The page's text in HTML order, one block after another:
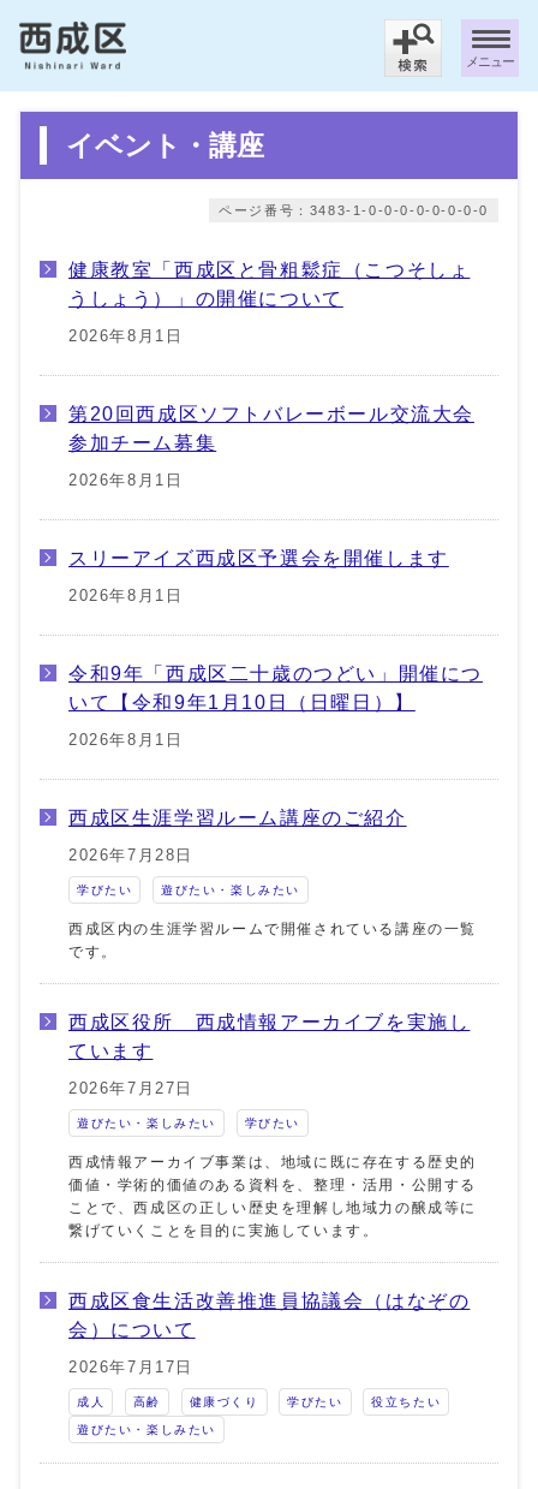
メニュー
イベント・講座
ページ番号：3483-1-0-0-0-0-0-0-0-0
健康教室「西成区と骨粗鬆症（こつそしょ
うしょう）」の開催について
2026年8月1日
第20回西成区ソフトバレーボール交流大会
参加チーム募集
2026年8月1日
スリーアイズ西成区予選会を開催します
2026年8月1日
令和9年「西成区二十歳のつどい」開催につ
いて【令和9年1月10日（日曜日）】
2026年8月1日
西成区生涯学習ルーム講座のご紹介
2026年7月28日
学びたい 遊びたい・楽しみたい
西成区内の生涯学習ルームで開催されている講座の一覧
です。
西成区役所 西成情報アーカイブを実施し
ています
2026年7月27日
遊びたい・楽しみたい 学びたい
西成情報アーカイブ事業は、地域に既に存在する歴史的
価値・学術的価値のある資料を、整理・活用・公開する
ことで、西成区の正しい歴史を理解し地域力の醸成等に
繋げていくことを目的に実施しています。
西成区食生活改善推進員協議会（はなぞの
会）について
2026年7月17日
成人 高齢 健康づくり 学びたい 役立ちたい
遊びたい・楽しみたい